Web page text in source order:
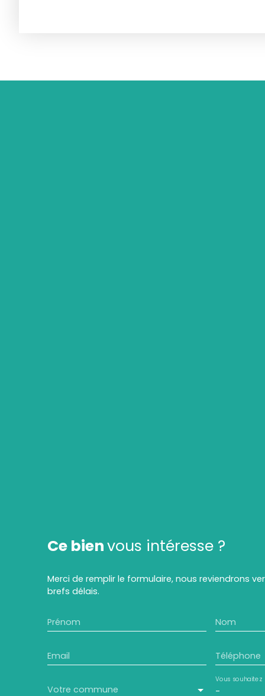
Ce bienvous intéresse ?
Merci de remplir le formulaire, nous reviendrons
brefs délais.
Prénom Nom
Email Téléphone
Votre commune -
Vous souhaitez